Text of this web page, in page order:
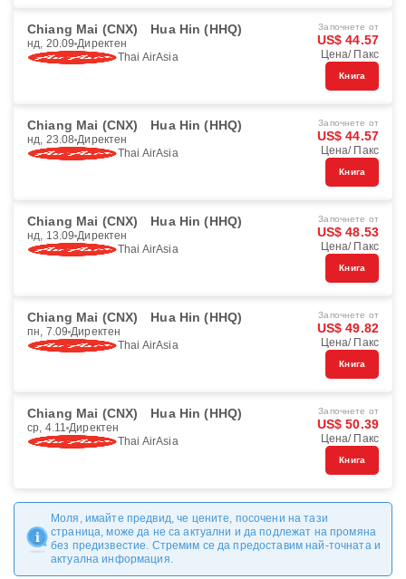
Chiang Mai (CNX) Hua Hin (HHQ)
нд, 20.09 Директен
Thai AirAsia
Започнете от
US$ 44.57
Цена/ Пакс
Книга
Chiang Mai (CNX) Hua Hin (HHQ)
нд, 23.08 Директен
Thai AirAsia
Започнете от
US$ 44.57
Цена/ Пакс
Книга
Chiang Mai (CNX) Hua Hin (HHQ)
нд, 13.09 Директен
Thai AirAsia
Започнете от
US$ 48.53
Цена/ Пакс
Книга
Chiang Mai (CNX) Hua Hin (HHQ)
пн, 7.09 Директен
Thai AirAsia
Започнете от
US$ 49.82
Цена/ Пакс
Книга
Chiang Mai (CNX) Hua Hin (HHQ)
ср, 4.11 Директен
Thai AirAsia
Започнете от
US$ 50.39
Цена/ Пакс
Книга
Моля, имайте предвид, че цените, посочени на тази
страница, може да не са актуални и да подлежат на промяна
без предизвестие. Стремим се да предоставим най-точната и
актуална информация.